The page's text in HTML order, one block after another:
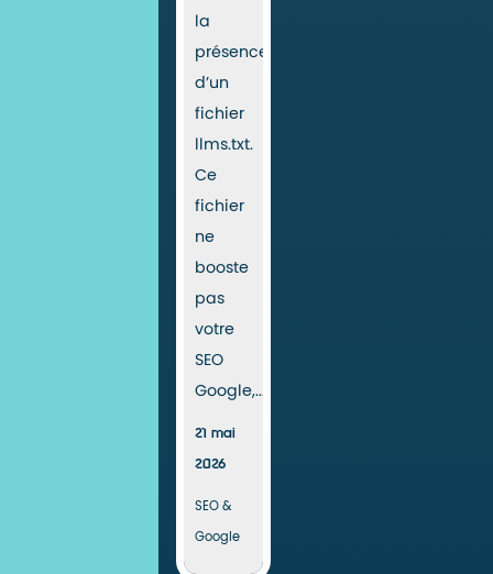
la
présence
d’un
fichier
llms.txt.
Ce
fichier
ne
booste
pas
votre
SEO
Google,...
21 mai
2026
SEO &
Google